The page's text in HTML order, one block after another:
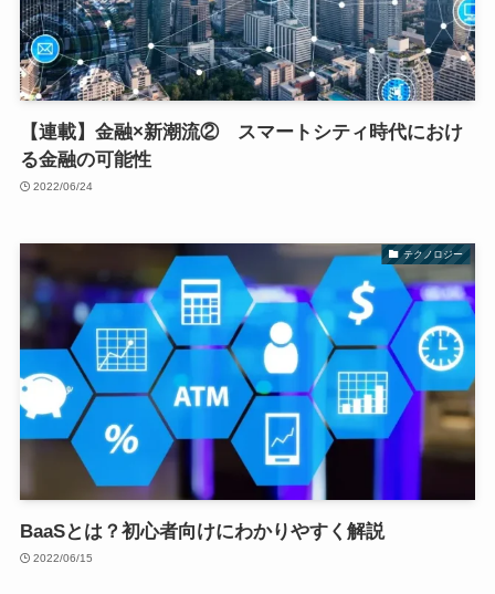
【連載】金融×新潮流② スマートシティ時代におけ
る金融の可能性
2022/06/24
テクノロジー
BaaSとは？初心者向けにわかりやすく解説
2022/06/15